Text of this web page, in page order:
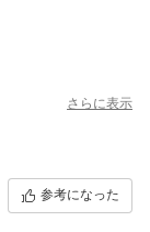
高い送料請求は
さらに表示
参考になった